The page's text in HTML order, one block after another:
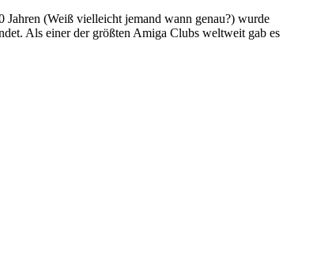
Jahren (Weiß vielleicht jemand wann genau?) wurde
Als einer der größten Amiga Clubs weltweit gab es